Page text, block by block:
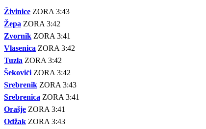
Živinice ZORA 3:43
Žepa ZORA 3:42
Zvornik ZORA 3:41
Vlasenica ZORA 3:42
Tuzla ZORA 3:42
Šekovići ZORA 3:42
Srebrenik ZORA 3:43
Srebrenica ZORA 3:41
Orašje ZORA 3:41
Odžak ZORA 3:43